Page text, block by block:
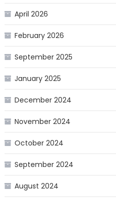
April 2026
February 2026
September 2025
January 2025
December 2024
November 2024
October 2024
September 2024
August 2024